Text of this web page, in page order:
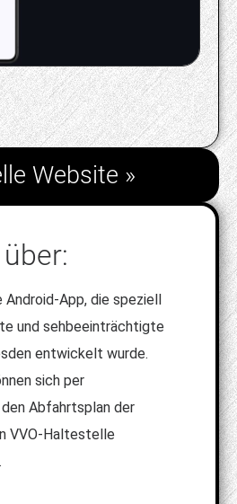
Website »
über:
die speziell
und sehbeeinträchtigte
entwickelt wurde.
sich per
Abfahrtsplan der
VVO‑Haltestelle